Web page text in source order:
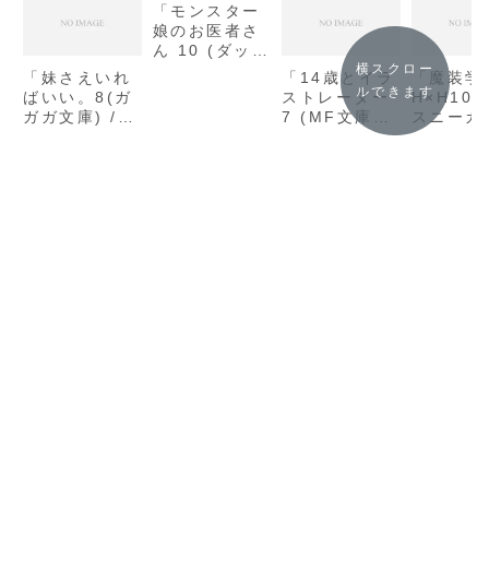
「妹さえいれ
ばいい。8(ガ
ガガ文庫) /
「モンスター
娘のお医者さ
ん 10 (ダッシ
「14歳とイラ
ストレーター
7 (MF文庫J)
/ むらさきゆ
「魔装学
H×H10(
スニーカ
庫) / 久
横スクロー
ルできます